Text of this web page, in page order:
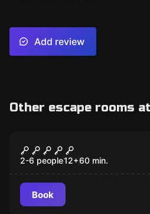
Add review
Other escape rooms
Łódź Podwodna
2-6 people12+60 min.
Book